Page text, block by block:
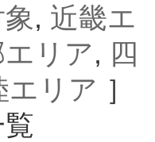
, 近畿エ
リア, 四
エリア ］